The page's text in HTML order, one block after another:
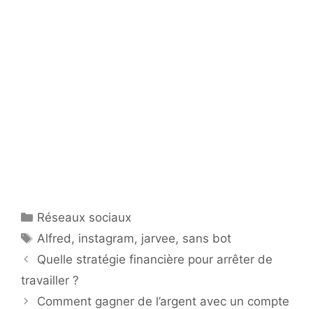
Catégories
Réseaux sociaux
Étiquettes
Alfred , instagram, jarvee, sans bot
Quelle stratégie financière pour arrêter de
travailler ?
Comment gagner de l’argent avec un compte